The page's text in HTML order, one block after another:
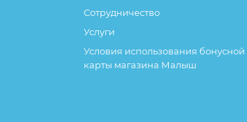
Сотрудничество
Услуги
Условия использования бонусной
карты магазина Малыш